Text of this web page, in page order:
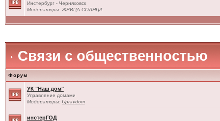
Инстербург - Черняховск
Модераторы: ЖРИЦА СОЛНЦА
Связи с общественностью
Форум
УК "Наш дом"
Управление домами
Модераторы: Upravdom
инстерГОД